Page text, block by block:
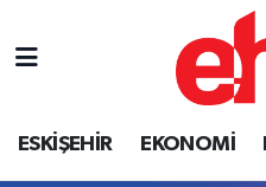
ESKİŞEHİR EKONOMİ